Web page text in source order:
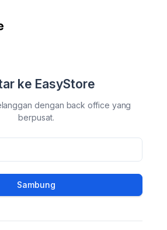
ke EasyStore
dengan back office yang
berpusat.
Sambung